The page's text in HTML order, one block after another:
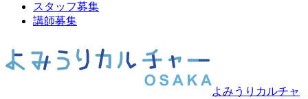
スタッフ募集
講師募集
よみうりカルチャ